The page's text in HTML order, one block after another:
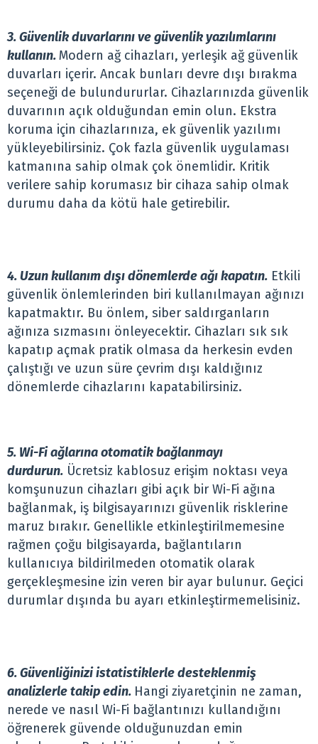
3. Güvenlik duvarlarını ve güvenlik yazılımlarını
kullanın.Modern ağ cihazları, yerleşik ağ güvenlik
duvarları içerir. Ancak bunları devre dışı bırakma
seçeneği de bulundururlar. Cihazlarınızda güvenlik
duvarının açık olduğundan emin olun. Ekstra
koruma için cihazlarınıza, ek güvenlik yazılımı
yükleyebilirsiniz. Çok fazla güvenlik uygulaması
katmanına sahip olmak çok önemlidir. Kritik
verilere sahip korumasız bir cihaza sahip olmak
durumu daha da kötü hale getirebilir.
4. Uzun kullanım dışı dönemlerde ağı kapatın. Etkili
güvenlik önlemlerinden biri kullanılmayan ağınızı
kapatmaktır. Bu önlem, siber saldırganların
ağınıza sızmasını önleyecektir. Cihazları sık sık
kapatıp açmak pratik olmasa da herkesin evden
çalıştığı ve uzun süre çevrim dışı kaldığınız
dönemlerde cihazlarını kapatabilirsiniz.
5. Wi-Fi ağlarına otomatik bağlanmayı
durdurun. Ücretsiz kablosuz erişim noktası veya
komşunuzun cihazları gibi açık bir Wi-Fi ağına
bağlanmak, iş bilgisayarınızı güvenlik risklerine
maruz bırakır. Genellikle etkinleştirilmemesine
rağmen çoğu bilgisayarda, bağlantıların
kullanıcıya bildirilmeden otomatik olarak
gerçekleşmesine izin veren bir ayar bulunur. Geçici
durumlar dışında bu ayarı etkinleştirmemelisiniz.
6. Güvenliğinizi istatistiklerle desteklenmiş
analizlerle takip edin. Hangi ziyaretçinin ne zaman,
nerede ve nasıl Wi-Fi bağlantınızı kullandığını
öğrenerek güvende olduğunuzdan emin